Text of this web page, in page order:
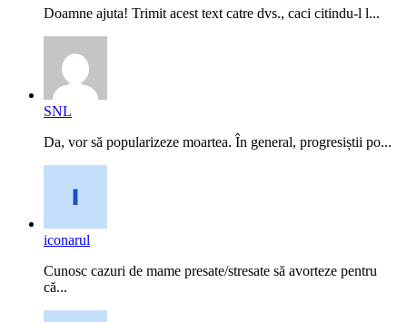
Doamne ajuta! Trimit acest text catre dvs., caci citindu-l l...
SNL
Da, vor să popularizeze moartea. În general, progresiștii po...
iconarul
Cunosc cazuri de mame presate/stresate să avorteze pentru
că...